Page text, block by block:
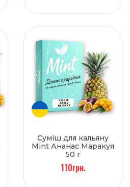
Суміш для кальяну
Mint Ананас Маракуя
50 г
110грн.